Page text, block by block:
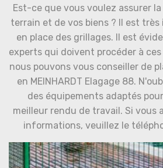
Est-ce que vous voulez assurer
terrain et de vos biens ? Il est
en place des grillages. Il est
experts qui doivent procéder à
nous pouvons vous conseiller de
en MEINHARDT Elagage 88.
des équipements adaptés
meilleur rendu de travail. Si vous
informations, veuillez le